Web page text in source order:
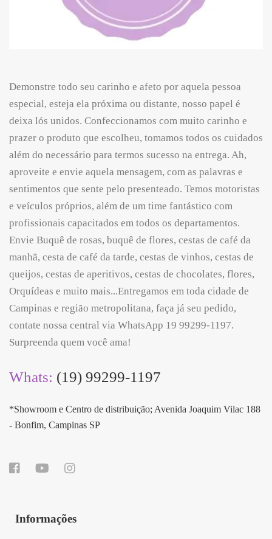
Demonstre todo seu carinho e afeto por aquela pessoa
especial, esteja ela próxima ou distante, nosso papel é
deixa lós unidos. Confeccionamos com muito carinho e
prazer o produto que escolheu, tomamos todos os cuidados
além do necessário para termos sucesso na entrega. Ah,
aproveite e envie aquela mensagem, com as palavras e
sentimentos que sente pelo presenteado. Temos motoristas
e veículos próprios, além de um time fantástico com
profissionais capacitados em todos os departamentos.
Envie Buquê de rosas, buquê de flores, cestas de café da
manhã, cesta de café da tarde, cestas de vinhos, cestas de
queijos, cestas de aperitivos, cestas de chocolates, flores,
Orquídeas e muito mais...Entregamos em toda cidade de
Campinas e região metropolitana, faça já seu pedido,
contate nossa central via WhatsApp 19 99299-1197.
Surpreenda quem você ama!
Whats: (19) 99299-1197
*Showroom e Centro de distribuição; Avenida Joaquim Vilac 188
- Bonfim, Campinas SP
Informações